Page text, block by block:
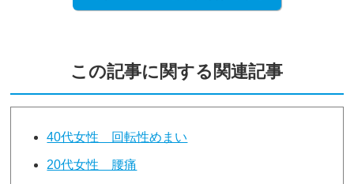
この記事に関する関連記事
40代女性 回転性めまい
20代女性 腰痛